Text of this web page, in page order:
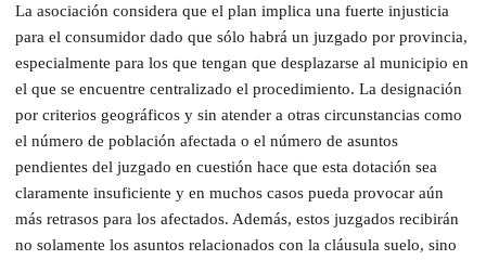
La asociación considera que el plan implica una fuerte injusticia
para el consumidor dado que sólo habrá un juzgado por provincia,
especialmente para los que tengan que desplazarse al municipio en
el que se encuentre centralizado el procedimiento. La designación
por criterios geográficos y sin atender a otras circunstancias como
el número de población afectada o el número de asuntos
pendientes del juzgado en cuestión hace que esta dotación sea
claramente insuficiente y en muchos casos pueda provocar aún
más retrasos para los afectados. Además, estos juzgados recibirán
no solamente los asuntos relacionados con la cláusula suelo, sino